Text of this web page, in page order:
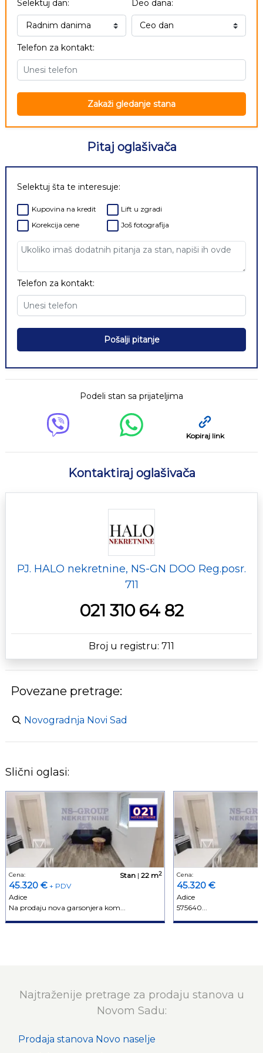
Selektuj dan: Deo dana:
Telefon za kontakt:
Zakaži gledanje stana
Pitaj oglašivača
Selektuj šta te interesuje:
Kupovina na kredit
Korekcija cene
Lift u zgradi
Još fotografija
Telefon za kontakt:
Pošalji pitanje
Podeli stan sa prijateljima
Kopiraj link
Kontaktiraj oglašivača
PJ. HALO nekretnine, NS-GN DOO Reg.posr.
711
021 310 64 82
Broj u registru: 711
Povezane pretrage:
Novogradnja Novi Sad
Slični oglasi:
Cena:
45.320 €+ PDV
Stan| 22 m2
Adice
Na prodaju nova garsonjera kom...
Cena:
45.320 €
Adice
575640...
Najtraženije pretrage za prodaju stanova u
Novom Sadu:
Prodaja stanova Novo naselje